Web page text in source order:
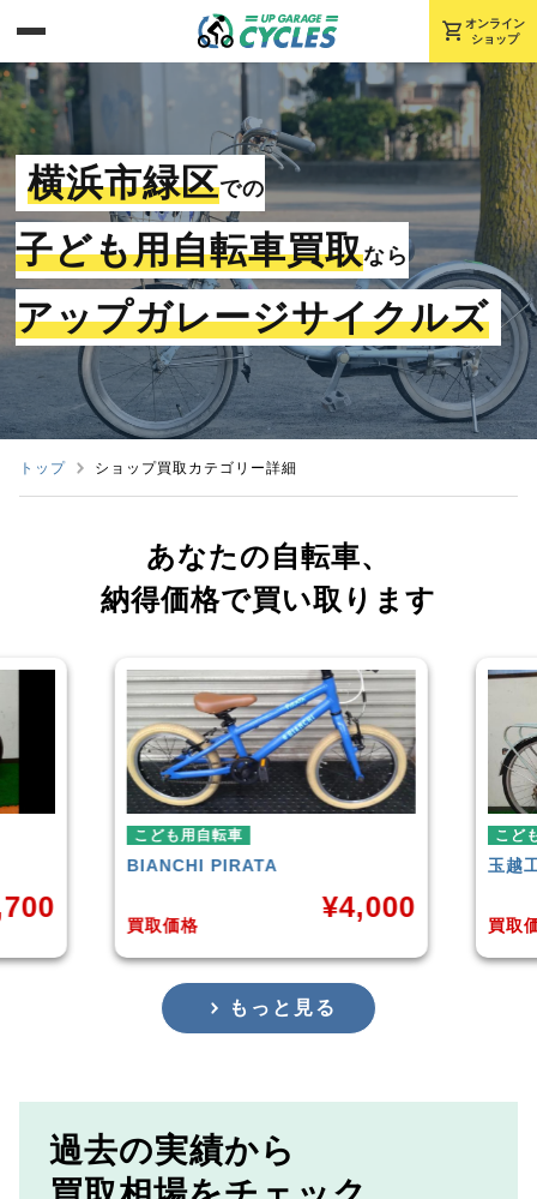
shopping_cart オンライン
ショップ
横浜市緑区での
子ども用自転車買取なら
アップガレージサイクルズ
トップ ショップ買取カテゴリー詳細
あなたの自転車、
納得価格で買い取ります
4,000
こども用自転車
玉越工業MAHALO JUNIOR 5th
買取価格
¥3,873
もっと見る
過去の実績から